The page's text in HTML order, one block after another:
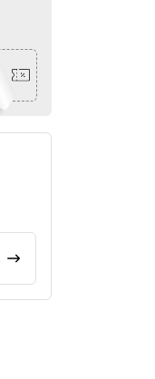
CALCULAR FRETE